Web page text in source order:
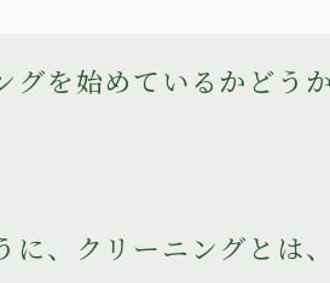
グを始めているかどう
に、クリーニングとは